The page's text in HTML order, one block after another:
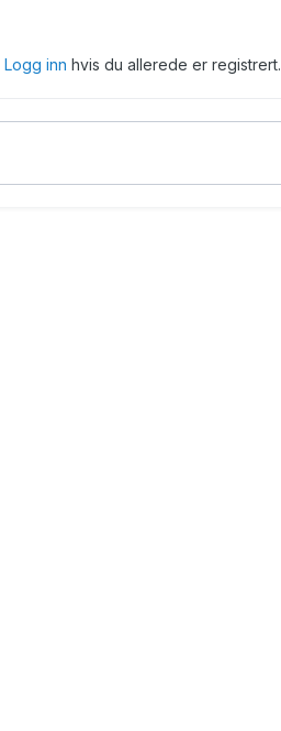
Logg inn hvis du allerede er registrert.